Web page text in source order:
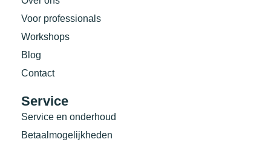
Voor professionals
Workshops
Blog
Contact
Service
Service en onderhoud
Betaalmogelijkheden